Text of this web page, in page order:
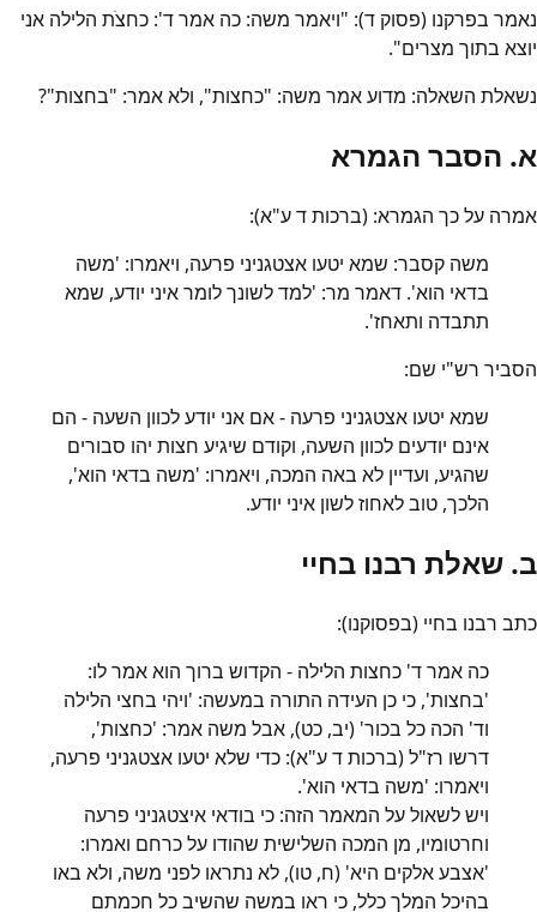
נאמר בפרקנו (פסוק ד): "ויאמר משה: כה אמר ד': כחצֹת הלילה אני
יוצא בתוך מצרים".
נשאלת השאלה: מדוע אמר משה: "כחצות", ולא אמר: "בחצות"?
א. הסבר הגמרא
אמרה על כך הגמרא: (ברכות ד ע"א):
משה קסבר: שמא יטעו אצטגניני פרעה, ויאמרו: 'משה
בדאי הוא'. דאמר מר: 'למד לשונך לומר איני יודע, שמא
תתבדה ותאחז'.
הסביר רש"י שם:
שמא יטעו אצטגניני פרעה - אם אני יודע לכוון השעה - הם
אינם יודעים לכוון השעה, וקודם שיגיע חצות יהו סבורים
שהגיע, ועדיין לא באה המכה, ויאמרו: 'משה בדאי הוא',
הלכך, טוב לאחוז לשון איני יודע.
ב. שאלת רבנו בחיי
כתב רבנו בחיי (בפסוקנו):
כה אמר ד' כחצות הלילה - הקדוש ברוך הוא אמר לו:
'בחצות', כי כן העידה התורה במעשה: 'ויהי בחצי הלילה
וד' הכה כל בכור' (יב, כט), אבל משה אמר: 'כחצות',
דרשו רז"ל (ברכות ד ע"א): כדי שלא יטעו אצטגניני פרעה,
ויאמרו: 'משה בדאי הוא'.
ויש לשאול על המאמר הזה: כי בודאי איצטגניני פרעה
וחרטומיו, מן המכה השלישית שהודו על כרחם ואמרו:
'אצבע אלקים היא' (ח, טו), לא נתראו לפני משה, ולא באו
בהיכל המלך כלל, כי ראו במשה שהשיב כל חכמתם